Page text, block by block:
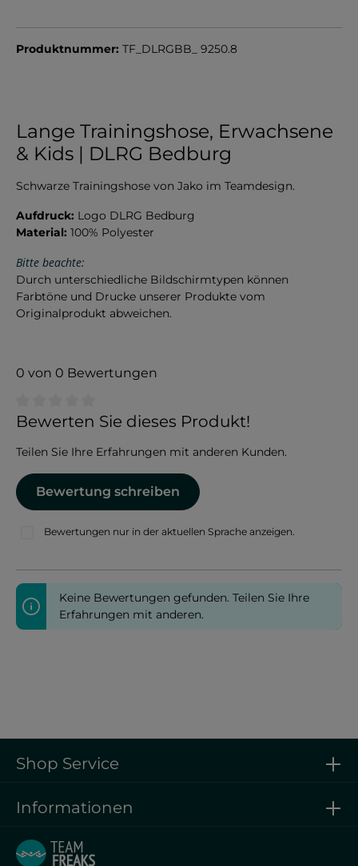
Produktnummer: TF_DLRGBB_ 9250.8
Lange Trainingshose, Erwachsene
& Kids | DLRG Bedburg
Schwarze Trainingshose von Jako im Teamdesign.
Aufdruck: Logo DLRG Bedburg
Material: 100% Polyester
Bitte beachte:
Durch unterschiedliche Bildschirmtypen können
Farbtöne und Drucke unserer Produkte vom
Originalprodukt abweichen.
0 von 0 Bewertungen
Durchschnittliche Bewertung von 0 von 5 Sternen
Bewerten Sie dieses Produkt!
Teilen Sie Ihre Erfahrungen mit anderen Kunden.
Bewertung schreiben
Bewertungen nur in der aktuellen Sprache anzeigen.
Keine Bewertungen gefunden. Teilen Sie Ihre
Erfahrungen mit anderen.
Shop Service
Informationen